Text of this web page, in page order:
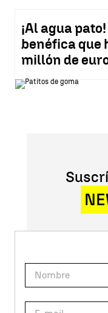
¡Al agua
benéfica que
millón de